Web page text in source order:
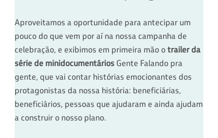
Aproveitamos a oportunidade para antecipar um
pouco do que vem por aí na nossa campanha de
celebração, e exibimos em primeira mão otrailer da
série de minidocumentários Gente Falando pra
gente, que vai contar histórias emocionantes dos
protagonistas da nossa história: beneficiárias,
beneficiários, pessoas que ajudaram e ainda ajudam
a construir o nosso plano.